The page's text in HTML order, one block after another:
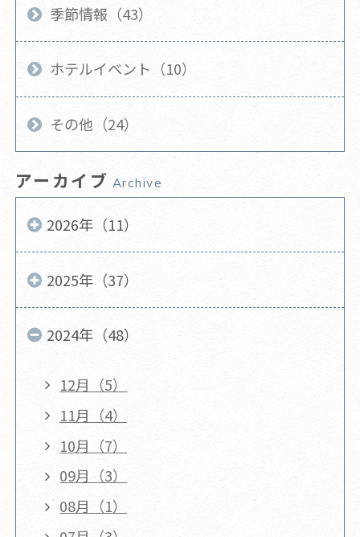
季節情報（43）
ホテルイベント（10）
その他（24）
アーカイブ Archive
2026年（11）
2025年（37）
2024年（48）
12月（5）
11月（4）
10月（7）
09月（3）
08月（1）